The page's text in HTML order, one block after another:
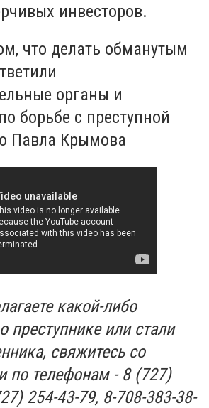
инвесторов.
что делать обманутым
органы и
борьбе с преступной
Павла Крымова
какой-либо
преступнике или стали
свяжитесь со
по телефонам - 8 (727)
254-43-79, 8-708-383-38-